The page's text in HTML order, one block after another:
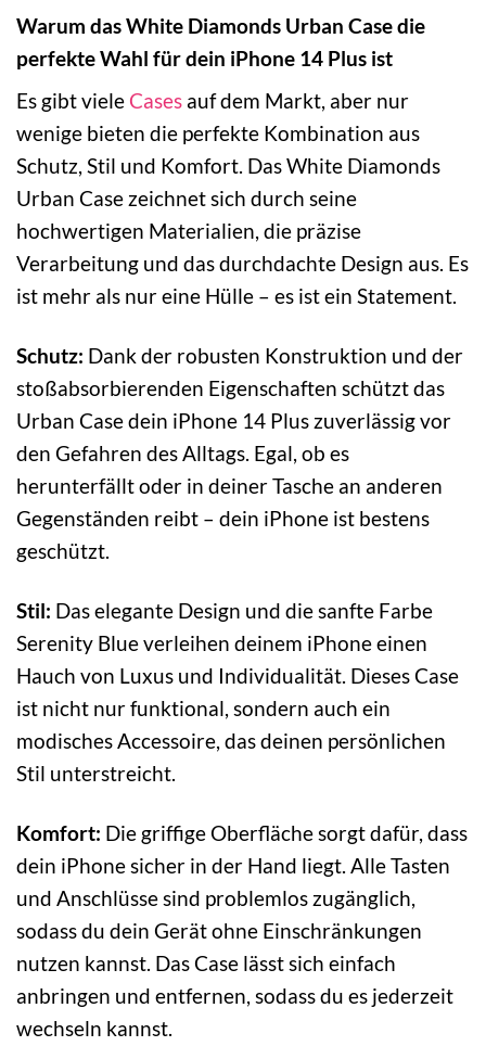
Warum das White Diamonds Urban Case die
perfekte Wahl für dein iPhone 14 Plus ist
Es gibt viele Cases auf dem Markt, aber nur
wenige bieten die perfekte Kombination aus
Schutz, Stil und Komfort. Das White Diamonds
Urban Case zeichnet sich durch seine
hochwertigen Materialien, die präzise
Verarbeitung und das durchdachte Design aus. Es
ist mehr als nur eine Hülle – es ist ein Statement.
Schutz: Dank der robusten Konstruktion und der
stoßabsorbierenden Eigenschaften schützt das
Urban Case dein iPhone 14 Plus zuverlässig vor
den Gefahren des Alltags. Egal, ob es
herunterfällt oder in deiner Tasche an anderen
Gegenständen reibt – dein iPhone ist bestens
geschützt.
Stil: Das elegante Design und die sanfte Farbe
Serenity Blue verleihen deinem iPhone einen
Hauch von Luxus und Individualität. Dieses Case
ist nicht nur funktional, sondern auch ein
modisches Accessoire, das deinen persönlichen
Stil unterstreicht.
Komfort: Die griffige Oberfläche sorgt dafür, dass
dein iPhone sicher in der Hand liegt. Alle Tasten
und Anschlüsse sind problemlos zugänglich,
sodass du dein Gerät ohne Einschränkungen
nutzen kannst. Das Case lässt sich einfach
anbringen und entfernen, sodass du es jederzeit
wechseln kannst.